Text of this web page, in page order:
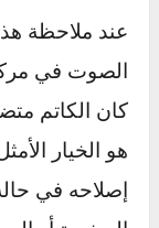
وتؤثر على
انخفاض كفاءة
تلف كاتم
زيادة الضغط
استهلاك